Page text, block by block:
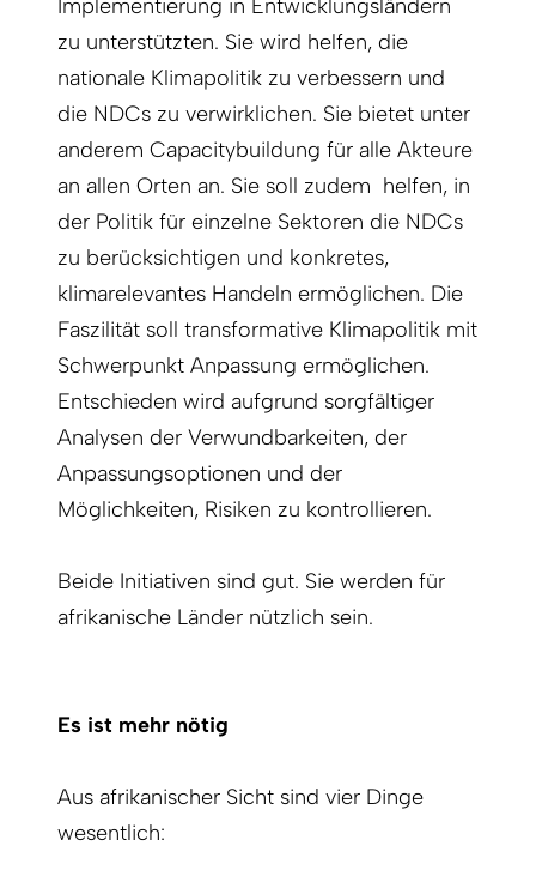
Implementierung in Entwicklungsländern
zu unterstützten. Sie wird helfen, die
nationale Klimapolitik zu verbessern und
die NDCs zu verwirklichen. Sie bietet unter
anderem Capacitybuildung für alle Akteure
an allen Orten an. Sie soll zudem helfen, in
der Politik für einzelne Sektoren die NDCs
zu berücksichtigen und konkretes,
klimarelevantes Handeln ermöglichen. Die
Faszilität soll transformative Klimapolitik mit
Schwerpunkt Anpassung ermöglichen.
Entschieden wird aufgrund sorgfältiger
Analysen der Verwundbarkeiten, der
Anpassungsoptionen und der
Möglichkeiten, Risiken zu kontrollieren.
Beide Initiativen sind gut. Sie werden für
afrikanische Länder nützlich sein.
Es ist mehr nötig
Aus afrikanischer Sicht sind vier Dinge
wesentlich: